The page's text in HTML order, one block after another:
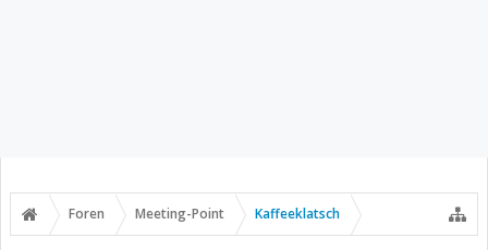
Foren Meeting-Point Kaffeeklatsch